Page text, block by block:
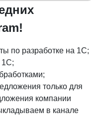
по разработке на 1С;
1С;
только для
компании
в канале